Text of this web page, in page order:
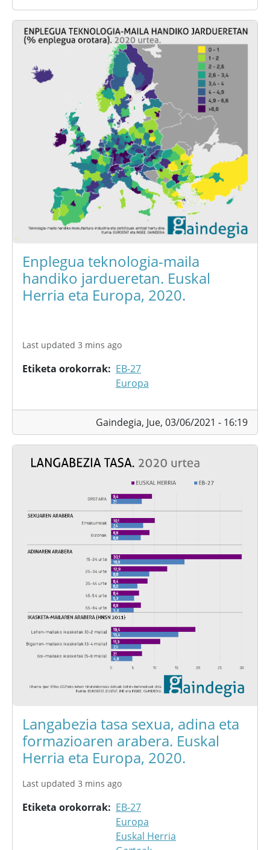
Enplegua teknologia-maila
handiko jardueretan. Euskal
Herria eta Europa, 2020.
Last updated 3 mins ago
Etiketa orokorrak
EB-27
Europa
Gaindegia, Jue, 03/06/2021 - 16:19
Langabezia tasa sexua, adina eta
formazioaren arabera. Euskal
Herria eta Europa, 2020.
Last updated 3 mins ago
Etiketa orokorrak
EB-27
Europa
Euskal Herria